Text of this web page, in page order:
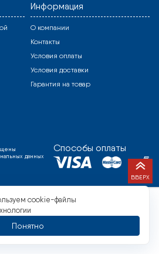
Информация
О компании
Контакты
Условия оплаты
Условия доставки
Гарантия на товар
данных
Способы оплаты
ВВЕРХ
cookie-файлы
Понятно